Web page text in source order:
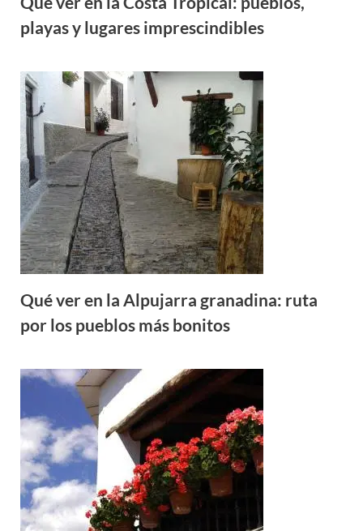
playas y lugares imprescindibles
Qué ver en la Alpujarra granadina: ruta
por los pueblos más bonitos